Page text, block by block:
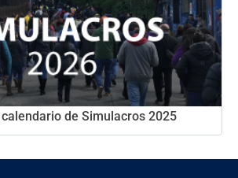
de Simulacros 2025